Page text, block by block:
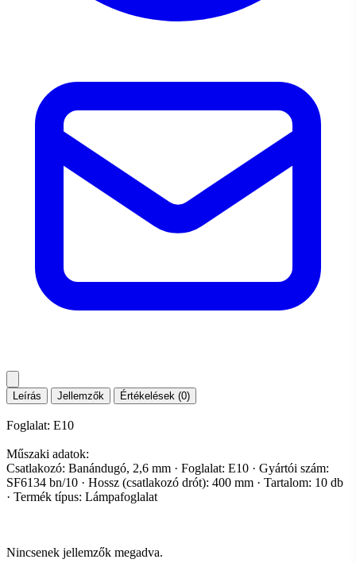
Leírás Jellemzők Értékelések (0)
Foglalat: E10
Műszaki adatok:
Csatlakozó: Banándugó, 2,6 mm · Foglalat: E10 · Gyártói szám:
SF6134 bn/10 · Hossz (csatlakozó drót): 400 mm · Tartalom: 10 db
· Termék típus: Lámpafoglalat
Nincsenek jellemzők megadva.